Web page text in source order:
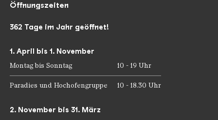
Öffnungszeiten
362 Tage im Jahr geöffnet!
1. April bis 1. November
Montag bis Sonntag 10 - 19 Uhr
Paradies und Hochofengruppe 10 - 18.30 Uhr
2. November bis 31. März